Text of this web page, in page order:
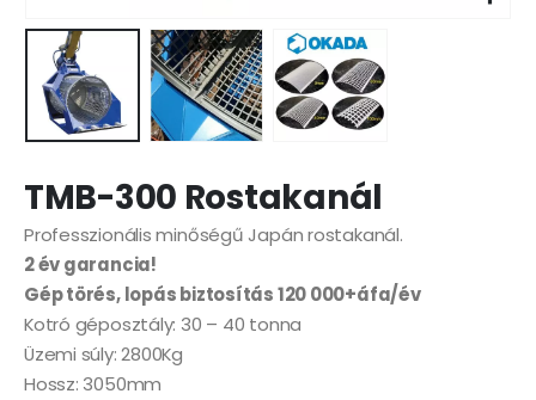
TMB-300 Rostakanál
Professzionális minőségű Japán rostakanál.
2 év garancia!
Gép törés, lopás biztosítás 120 000+áfa/év
Kotró géposztály: 30 – 40 tonna
Üzemi súly: 2800Kg
Hossz: 3050mm